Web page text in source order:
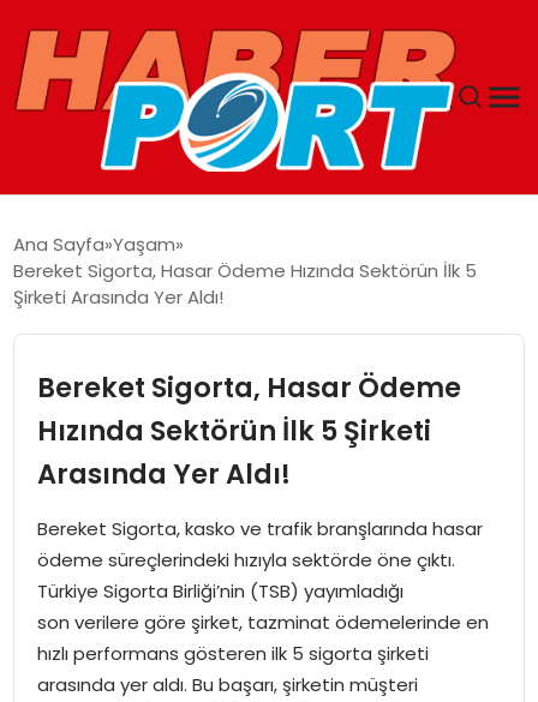
GUNCEL
SPOR
MAGAZIN
SPOR
EĞITIM
Ana Sayfa Yaşam
Bereket Sigorta, Hasar Ödeme Hızında Sektörün İlk 5
Şirketi Arasında Yer Aldı!
Bereket Sigorta, Hasar Ödeme
Hızında Sektörün İlk 5 Şirketi
Arasında Yer Aldı!
Bereket Sigorta, kasko ve trafik branşlarında hasar
ödeme süreçlerindeki hızıyla sektörde öne çıktı.
Türkiye Sigorta Birliği’nin (TSB) yayımladığı
son verilere göre şirket, tazminat ödemelerinde en
hızlı performans gösteren ilk 5 sigorta şirketi
arasında yer aldı. Bu başarı, şirketin müşteri